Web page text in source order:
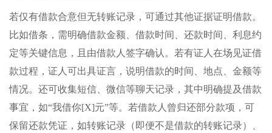
若仅有借款合意但无转账记录，可通过其他证据证明借款。
比如借条，需明确借款金额、借款时间、还款时间、利息约
定等关键信息，且由借款人签字确认。若有证人在场见证借
款过程，证人可出具证言，说明借款的时间、地点、金额等
情况。还可收集短信、微信等聊天记录，其中明确提及借款
事宜，如“我借你[X]元”等。若借款人曾归还部分款项，可
保留还款凭证，如转账记录（即便不是借款的转账记录）、